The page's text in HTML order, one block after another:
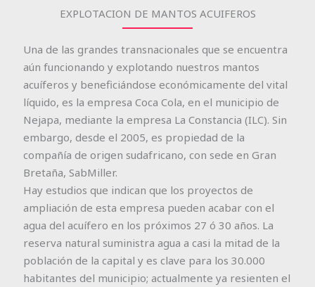
EXPLOTACION DE MANTOS ACUIFEROS
Una de las grandes transnacionales que se encuentra
aún funcionando y explotando nuestros mantos
acuíferos y beneficiándose económicamente del vital
líquido, es la empresa Coca Cola, en el municipio de
Nejapa, mediante la empresa La Constancia (ILC). Sin
embargo, desde el 2005, es propiedad de la
compañía de origen sudafricano, con sede en Gran
Bretaña, SabMiller.
Hay estudios que indican que los proyectos de
ampliación de esta empresa pueden acabar con el
agua del acuífero en los próximos 27 ó 30 años. La
reserva natural suministra agua a casi la mitad de la
población de la capital y es clave para los 30.000
habitantes del municipio; actualmente ya resienten el